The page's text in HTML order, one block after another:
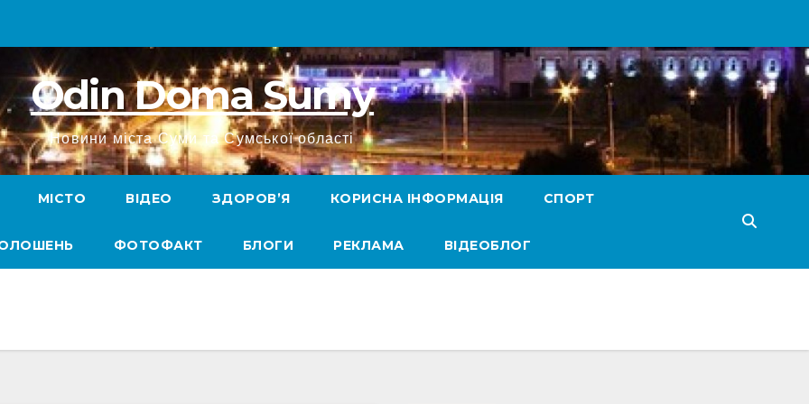
Odin Doma Sumy
Новини міста Суми та Сумської області
МІСТО ВІДЕО ЗДОРОВ’Я КОРИСНА ІНФОРМАЦІЯ СПОРТ
ФОТОФАКТ БЛОГИ РЕКЛАМА ВІДЕОБЛОГ